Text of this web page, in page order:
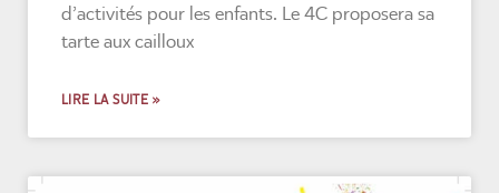
d’activités pour les enfants. Le 4C proposera sa
tarte aux cailloux
LIRE LA SUITE »